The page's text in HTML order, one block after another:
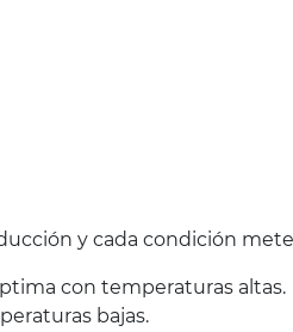
y cada condición
con temperaturas altas.
bajas.